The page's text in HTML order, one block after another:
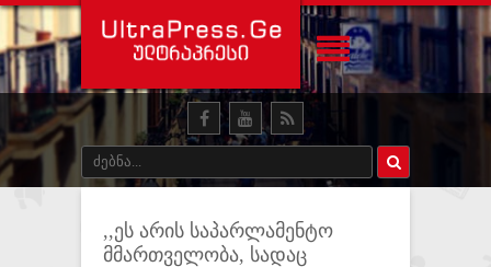
,,ეს არის საპარლამენტო
მმართველობა, სადაც